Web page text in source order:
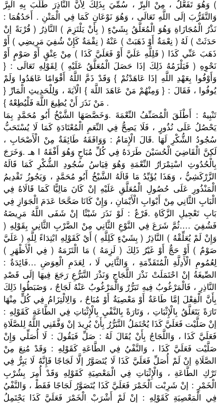
) وَهُوَ تَفَعُّلٌ ، مِنْ الْبِرِّ ، سُمِّيَ بِذَلِكَ لِأَنَّ النَّاذِرَ طَلَبَ بِهِ الْبِرَّ
وَالتَّقَرُّبَ إلَى اللَّهِ تَعَالَى ، وَهُوَ نَوْعَانِ كَمَا فِي الْمَتْنِ . أَحَدُهُمَا :
نَذْرُ الْمُجَازَاةِ وَهُوَ الْمُعَلَّقُ بِشَيْءٍ ( بِأَنْ يَلْتَزِمَ ) النَّاذِرُ ( قُرْبَةً إنْ
حَدَثَتْ ) لَهُ ( نِعْمَةٌ أَوْ ذَهَبَتْ ) عَنْهُ ( نِقْمَةٌ كَإِنْ شُفِيَ مَرِيضِي ) أَوْ
ذَهَبَ عَنِّي كَذَا ( فَلِلَّهِ عَلَيَّ أَوْ فَعَلَيَّ كَذَا ) مِنْ عِتْقٍ أَوْ صَوْمٍ أَوْ
نَحْوِهِ ( فَيَلْزَمُهُ ذَلِكَ إذَا حَصَلَ الْمُعَلَّقُ عَلَيْهِ ) لِقَوْلِهِ تَعَالَى : {
وَأَوْفُوا بِعَهْدِ اللَّهِ إذَا عَاهَدْتُمْ } وَقَدْ ذَمَّ اللَّهُ أَقْوَامًا عَاهَدُوا وَلَمْ
يُوفُوا ، فَقَالَ : { وَمِنْهُمْ مَنْ عَاهَدَ اللَّهَ } الْآيَةَ ، وَلِلْحَدِيثِ الْمَارِّ {
مَنْ نَذَرَ أَنْ يُطِيعَ اللَّهَ فَلْيُطِعْهُ } .
تَنْبِيهٌ : أَطْلَقَ الْمُصَنِّفُ النِّعْمَةَ .وَخَصَّصَهَا الشَّيْخُ أَبُو مُحَمَّدٍ بِمَا
يَحْصُلُ عَلَى نُذُورٍ ، فَلَا يَصِحُّ فِي النِّعَمِ الْمُعْتَادَةِ كَمَا لَا يُسْتَحَبُّ
سُجُودُ الشُّكْرِ لَهَا .قَالَ الْإِمَامُ : وَوَافَقَهُ طَائِفَةٌ مِنْ الْأَصْحَابِ ،
لَكِنَّ الْقَاضِيَ الْحُسَيْنَ طَرَدَهُ فِي كُلِّ مُبَاحٍ وَهُوَ أَفْقَهُ ا هـ .وَخَرَجَ
بِالْحُدُوثِ اسْتِمْرَارُ النِّعْمَةِ وَهُوَ قِيَاسُ سُجُودِ الشُّكْرِ كَمَا قَالَهُ
الزَّرْكَشِيُّ ، وَهَذَا يُؤَيِّدُ مَا قَالَهُ الشَّيْخُ أَبُو مُحَمَّدٍ ، وَيَجُوزُ تَقْدِيمُ
الْمَنْذُورِ عَلَى حُصُولِ الْمُعَلَّقِ عَلَيْهِ إنْ كَانَ مَالِيًّا كَمَا قَالَاهُ فِي
الْبَابِ الثَّانِي مِنْ أَبْوَابِ الْأَيْمَانِ ، وَإِنْ كَانَا صَحَّحَا عَدَمَ الْجَوَازِ فِي
بَابِ تَعْجِيلِ الزَّكَاةِ .فَرْعٌ : لَوْ نَذَرَ شَيْئًا إنْ شَفَى اللَّهُ مَرِيضَهُ
فَشُفِيَ ….ثُمَّ شَرَعَ فِي النَّوْعِ الثَّانِي مِنْ الضَّرْبِ الثَّانِي بِقَوْلِهِ (
وَإِنْ لَمْ يُعَلِّقْهُ ) النَّاذِرُ ( بِشَيْءٍ كَلِلَّهِ ) أَيْ كَقَوْلِهِ ابْتِدَاءً لِلَّهِ ( عَلَيَّ
صَوْمٌ ) أَوْ حَجٌّ أَوْ غَيْرُ ذَلِكَ ( لَزِمَهُ ) مَا الْتَزَمَهُ ( فِي الْأَظْهَرِ )
لِعُمُومِ الْأَدِلَّةِ الْمُتَقَدِّمَة ِ ، وَالثَّانِي لَا ، لِعَدَمِ الْعِوَضِ …فَائِدَةٌ :
الصِّيغَةُ إنْ احْتَمَلَتْ نَذْرَ اللَّجَاجِ وَنَذْرَ التَّبَرُّعِ رَجَعَ فِيهَا إلَى قَصْدِ
النَّاذِرِ ، فَالْمَرْغُوبُ فِيهِ تَبَرُّرٌ وَالْمَرْغُوبُ عَنْهُ لَجَاجٌ ، وَضَبَطُوا ذَلِكَ
بِأَنَّ الْفِعْلَ إمَّا طَاعَةٌ أَوْ مَعْصِيَةٌ أَوْ مُبَاحٌ ، وَالِالْتِزَامُ فِي كُلٍّ مِنْهَا
تَارَةً يَتَعَلَّقُ بِالْإِثْبَاتِ ، وَتَارَةً بِالنَّفْيِ بِالْإِثْبَاتِ فِي الطَّاعَةِ كَقَوْلِهِ :
إنْ صَلَّيْت فَعَلَيَّ كَذَا يُحْتَمَلُ التَّبَرُّرُ بِأَنْ يُرِيدَ إنْ وَفَّقَنِي اللَّهُ لِلصَّلَاةِ
فَعَلَيَّ كَذَا ، وَاللَّجَاجُ بِأَنْ يُقَالَ لَهُ : صَلِّ فَيَقُولَ : لَا أُصَلِّي وَإِنْ
صَلَّيْت فَعَلَيَّ كَذَا ، وَالنَّفْيُ فِي الطَّاعَةِ كَقَوْلِهِ : وَقَدْ مُنِعَ مِنْ
الصَّلَاةِ إنْ لَمْ أُصَلِّ فَعَلَيَّ كَذَا لَا يُتَصَوَّرُ إلَّا لَجَاجًا فَإِنَّهُ لَا يَبِرُّ فِي
تَرْكِ الطَّاعَةِ ، وَالْإِثْبَاتِ فِي الْمَعْصِيَةِ كَقَوْلِهِ وَقَدْ أُمِرَ بِشُرْبِ
الْخَمْرِ : إنْ شَرِبْت الْخَمْرَ فَعَلَيَّ كَذَا يُتَصَوَّرُ لَجَاجًا فَقَطْ ، وَالنَّفْيُ
فِي الْمَعْصِيَةِ كَقَوْلِهِ : إنْ لَمْ أَشْرَبْ الْخَمْرَ فَعَلَيَّ كَذَا يَحْتَمِلُ